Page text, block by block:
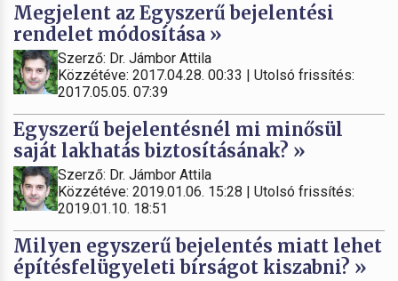
Megjelent az Egyszerű bejelentési
rendelet módosítása »
Szerző: Dr. Jámbor Attila
Közzétéve: 2017.04.28. 00:33 | Utolsó frissítés:
2017.05.05. 07:39
Egyszerű bejelentésnél mi minősül
saját lakhatás biztosításának? »
Szerző: Dr. Jámbor Attila
Közzétéve: 2019.01.06. 15:28 | Utolsó frissítés:
2019.01.10. 18:51
Milyen egyszerű bejelentés miatt lehet
építésfelügyeleti bírságot kiszabni? »